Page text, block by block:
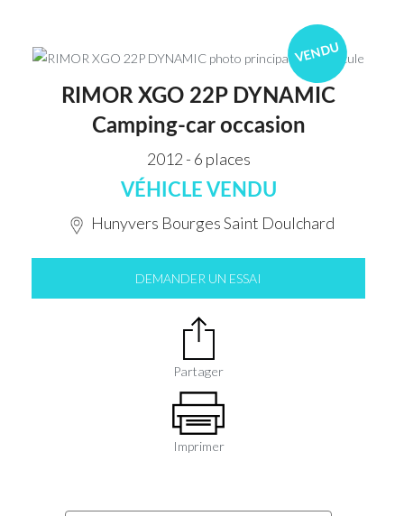
VENDU
RIMOR XGO 22P DYNAMIC
Camping-car occasion
2012 - 6 places
VÉHICLE VENDU
Hunyvers Bourges Saint Doulchard
DEMANDER UN ESSAI
Partager
Imprimer